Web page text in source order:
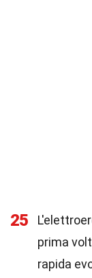
25
prima
rapida